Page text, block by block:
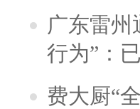
广东雷州
行为”：
费大厨“